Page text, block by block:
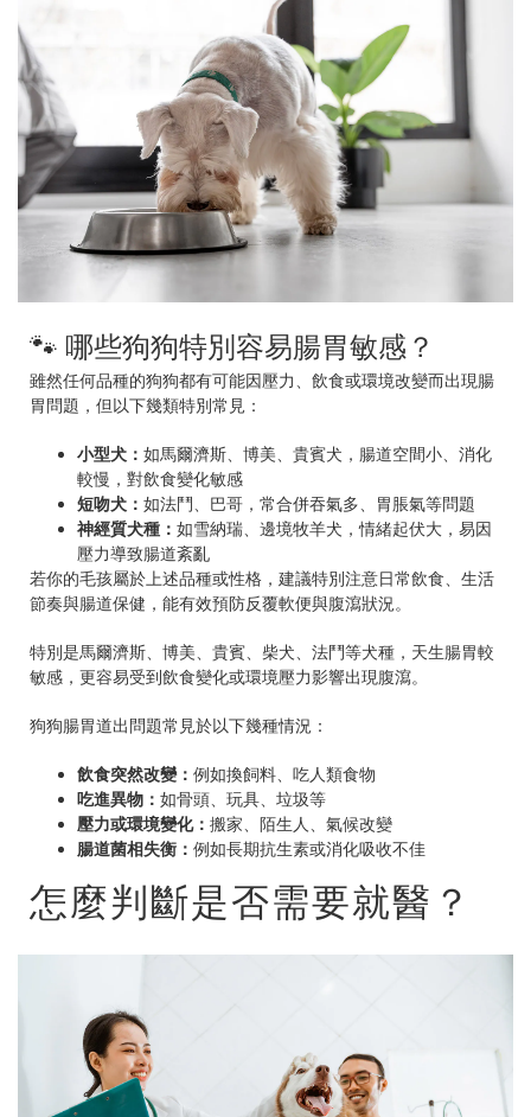
🐾 哪些狗狗特別容易腸胃敏感？
雖然任何品種的狗狗都有可能因壓力、飲食或環境改變而出現腸
胃問題，但以下幾類特別常見：
小型犬： 如馬爾濟斯、博美、貴賓犬，腸道空間小、消化
較慢，對飲食變化敏感
短吻犬： 如法鬥、巴哥，常合併吞氣多、胃脹氣等問題
神經質犬種： 如雪納瑞、邊境牧羊犬，情緒起伏大，易因
壓力導致腸道紊亂
若你的毛孩屬於上述品種或性格，建議特別注意日常飲食、生活
節奏與腸道保健，能有效預防反覆軟便與腹瀉狀況。
特別是馬爾濟斯、博美、貴賓、柴犬、法鬥等犬種，天生腸胃較
敏感，更容易受到飲食變化或環境壓力影響出現腹瀉。
狗狗腸胃道出問題常見於以下幾種情況：
飲食突然改變： 例如換飼料、吃人類食物
吃進異物： 如骨頭、玩具、垃圾等
壓力或環境變化： 搬家、陌生人、氣候改變
腸道菌相失衡： 例如長期抗生素或消化吸收不佳
怎麼判斷是否需要就醫？